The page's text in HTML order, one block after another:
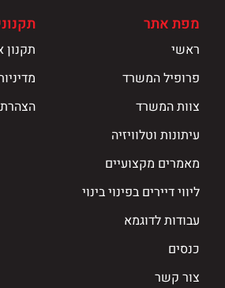
מפת אתר
ראשי
פרופיל המשרד
צוות המשרד
עיתונות וטלוויזיה
מאמרים מקצועיים
ליווי דיירים בפינוי בינוי
עבודות לדוגמא
כנסים
צור קשר
תקנון